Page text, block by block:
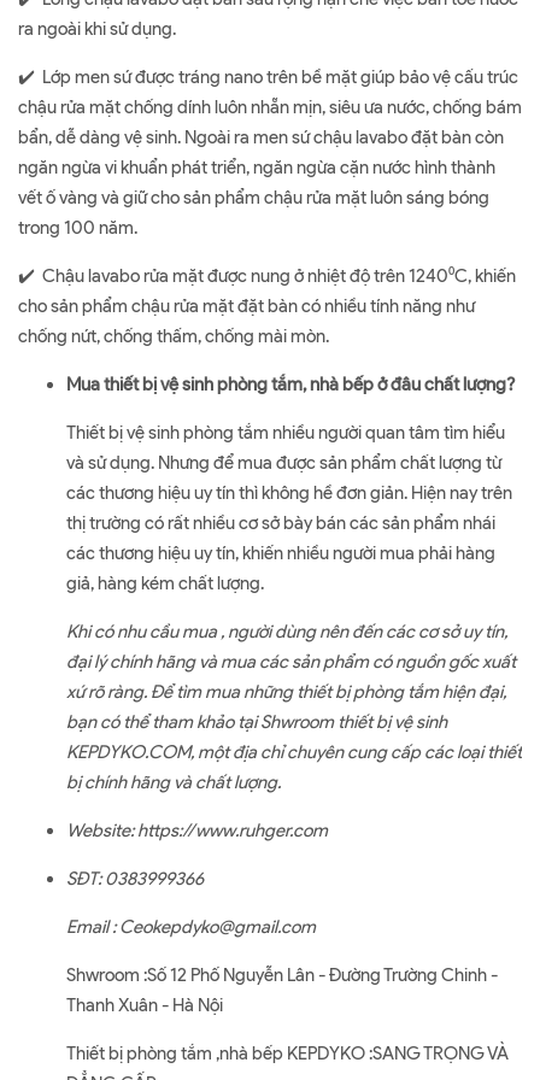
ra ngoài khi sử dụng.
✔️ Lớp men sứ được tráng nano trên bề mặt giúp bảo vệ cấu trúc
chậu rửa mặt chống dính luôn nhẵn mịn, siêu ưa nước, chống bám
bẩn, dễ dàng vệ sinh. Ngoài ra men sứ chậu lavabo đặt bàn còn
ngăn ngừa vi khuẩn phát triển, ngăn ngừa cặn nước hình thành
vết ố vàng và giữ cho sản phẩm chậu rửa mặt luôn sáng bóng
trong 100 năm.
✔️ Chậu lavabo rửa mặt được nung ở nhiệt độ trên 1240⁰C, khiến
cho sản phẩm chậu rửa mặt đặt bàn có nhiều tính năng như
chống nứt, chống thấm, chống mài mòn.
Mua thiết bị vệ sinh phòng tắm, nhà bếp ở đâu chất lượng?
Thiết bị vệ sinh phòng tắm nhiều người quan tâm tìm hiểu
và sử dụng. Nhưng để mua được sản phẩm chất lượng từ
các thương hiệu uy tín thì không hề đơn giản. Hiện nay trên
thị trường có rất nhiều cơ sở bày bán các sản phẩm nhái
các thương hiệu uy tín, khiến nhiều người mua phải hàng
giả, hàng kém chất lượng.
Khi có nhu cầu mua , người dùng nên đến các cơ sở uy tín,
đại lý chính hãng và mua các sản phẩm có nguồn gốc xuất
xứ rõ ràng. Để tìm mua những thiết bị phòng tắm hiện đại,
bạn có thể tham khảo tại Shwroom thiết bị vệ sinh
KEPDYKO.COM, một địa chỉ chuyên cung cấp các loại thiết
bị chính hãng và chất lượng.
Website: https://www.ruhger.com
SĐT: 0383999366
Email : Ceokepdyko@gmail.com
Shwroom :Số 12 Phố Nguyễn Lân - Đường Trường Chinh -
Thanh Xuân - Hà Nội
Thiết bị phòng tắm ,nhà bếp KEPDYKO :SANG TRỌNG VÀ